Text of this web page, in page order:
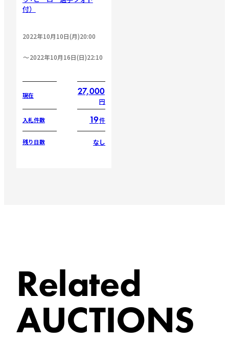
付）
2022年10月10日(月)20:00
2022年10月16日(日)22:10
現在 27,000
円
入札件数 19件
残り日数 なし
Related
AUCTIONS